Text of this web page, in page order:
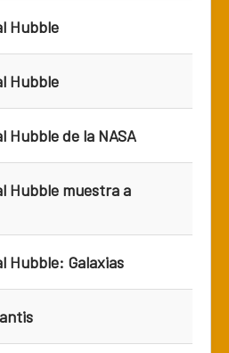
Hubble
Hubble
Hubble de la NASA
Hubble muestra a
Hubble: Galaxias